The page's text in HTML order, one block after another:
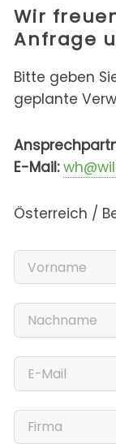
Wir
Anfrage
Bitte geben
geplante
E-Mail:
Österreich /